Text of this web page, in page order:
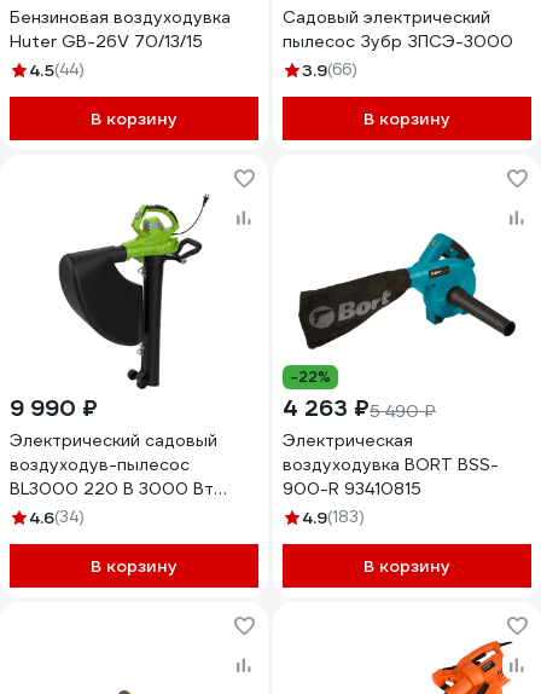
Бензиновая воздуходувка
Huter GB-26V 70/13/15
4.5(44)
В корзину
Садовый электрический
пылесос Зубр ЗПСЭ-3000
3.9(66)
В корзину
9 990 ₽
Электрический садовый
воздуходув-пылесос
BL3000 220 В 3000 Вт
GreenWorks 2406507
4.6(34)
В корзину
-22%
4 263 ₽5 490 ₽
Электрическая
воздуходувка BORT BSS-
900-R 93410815
4.9(183)
В корзину